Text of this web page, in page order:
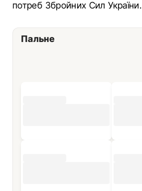
потреб Збройних Сил України.
Пальне